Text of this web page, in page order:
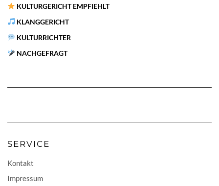
KULTURGERICHT EMPFIEHLT
KLANGGERICHT
KULTURRICHTER
NACHGEFRAGT
SERVICE
Kontakt
Impressum